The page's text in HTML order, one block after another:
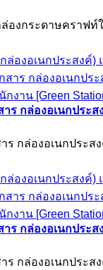
ล่องกระดาษคราฟ
กงาน [Green
าร กล่องอเนกประ
าร กล่องอเนกประ
กงาน [Green
าร กล่องอเนกประ
าร กล่องอเนกประ